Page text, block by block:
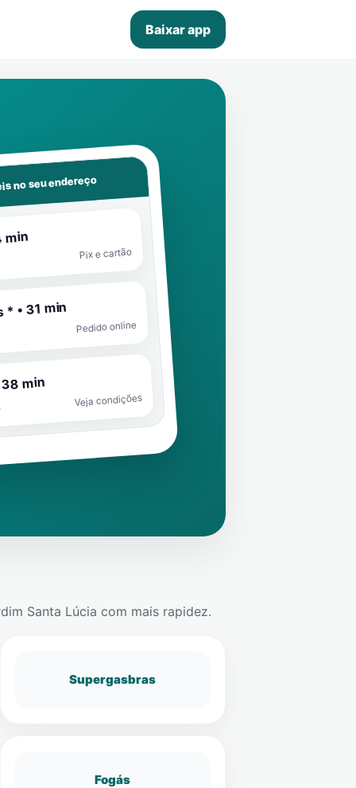
Baixar app
no seu endereço
min
Pix e cartão
• 31 min
Pedido online
min
Veja condições
Santa Lúcia com mais rapidez.
Supergasbras
Fogás